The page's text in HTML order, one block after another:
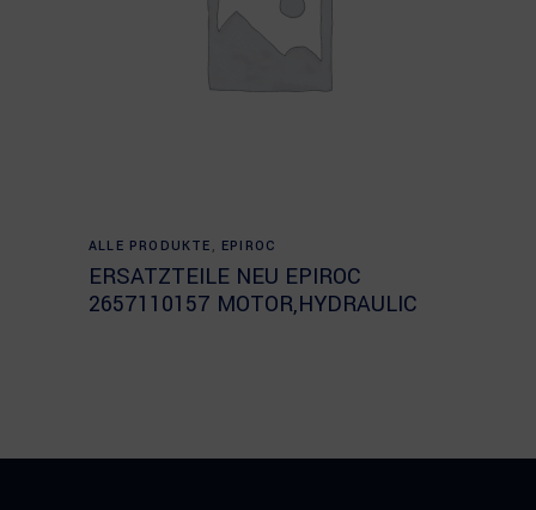
Read more
ALLE PRODUKTE , EPIROC
ERSATZTEILE NEU EPIROC
2657110157 MOTOR,HYDRAULIC